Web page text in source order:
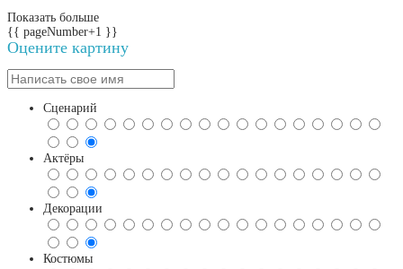
Показать больше
{{ pageNumber+1 }}
Оцените картину
Сценарий
Актёры
Декорации
Костюмы